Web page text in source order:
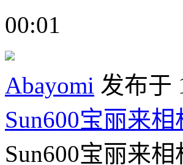
00:01
Abayomi 发布于
Sun600宝丽来
Sun600宝丽来